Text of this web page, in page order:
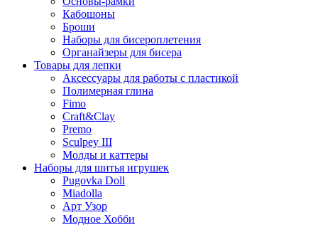
Кабошоны
Броши
Наборы для бисероплетения
Органайзеры для бисера
Товары для лепки
Аксессуары для работы с пластикой
Полимерная глина
Fimo
Craft&Clay
Premo
Sculpey III
Молды и каттеры
Наборы для шитья игрушек
Pugovka Doll
Miadolla
Арт Узор
Модное Хобби